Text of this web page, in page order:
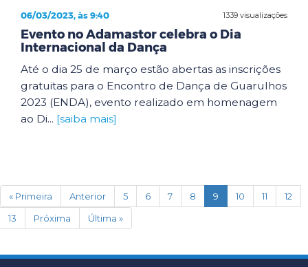
1339 visualizações
06/03/2023, às 9:40
Evento no Adamastor celebra o Dia
Internacional da Dança
Até o dia 25 de março estão abertas as inscrições
gratuitas para o Encontro de Dança de Guarulhos
2023 (ENDA), evento realizado em homenagem
ao Di... [saiba mais]
« Primeira Anterior 5 6 7 8 9 (current)
10 11
12
13
Próxima Última »